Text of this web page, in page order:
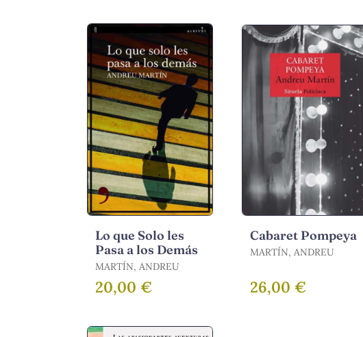
Lo que Solo les
Pasa a los Demás
MARTÍN, ANDREU
20,00 €
Cabaret Pompeya
MARTÍN, ANDREU
26,00 €